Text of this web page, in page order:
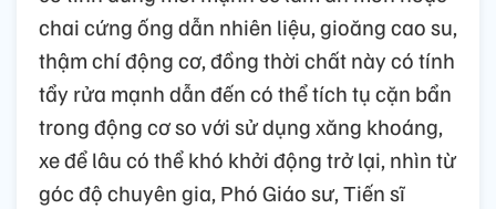
chai cứng ống dẫn nhiên liệu, gioăng cao su,
thậm chí động cơ, đồng thời chất này có tính
tẩy rửa mạnh dẫn đến có thể tích tụ cặn bẩn
trong động cơ so với sử dụng xăng khoáng,
xe để lâu có thể khó khởi động trở lại, nhìn từ
góc độ chuyên gia, Phó Giáo sư, Tiến sĩ